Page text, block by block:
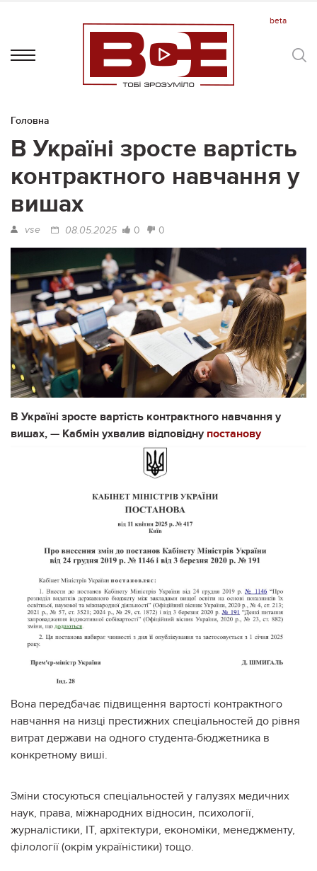
Головна
В Україні зросте вартість
контрактного навчання у
вишах
vse 08.05.2025 0 0
В Україні зросте вартість контрактного навчання у
вишах, — Кабмін ухвалив відповідну постанову
Вона передбачає підвищення вартості контрактного
навчання на низці престижних спеціальностей до рівня
витрат держави на одного студента-бюджетника в
конкретному виші.
Зміни стосуються спеціальностей у галузях медичних
наук, права, міжнародних відносин, психології,
журналістики, ІТ, архітектури, економіки, менеджменту,
філології (окрім україністики) тощо.